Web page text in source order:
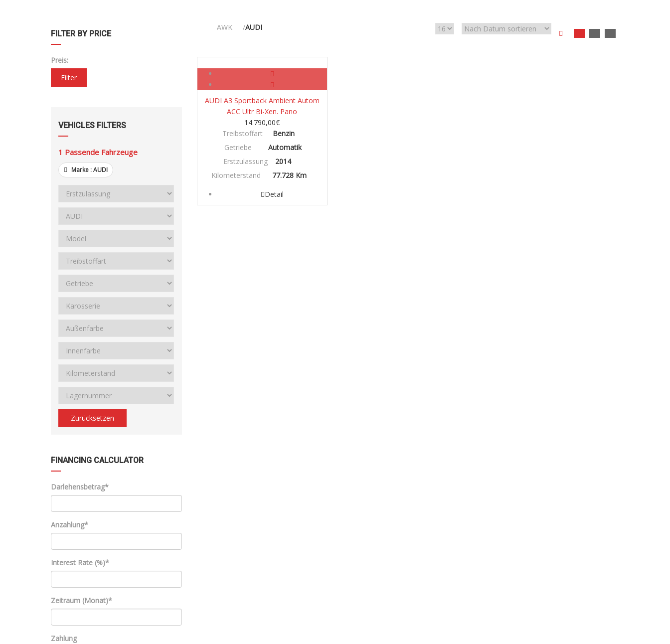
FILTER BY PRICE
Preis:
Filter
VEHICLES FILTERS
1 Passende Fahrzeuge
Marke :AUDI
Zurücksetzen
FINANCING CALCULATOR
Darlehensbetrag*
Anzahlung*
Interest Rate (%)*
Zeitraum (Monat)*
Zahlung
AWK AUDI
AUDI A3 Sportback Ambient Autom
ACC Ultr Bi-Xen. Pano
14.790,00€
Treibstoffart
Benzin
Getriebe
Automatik
Erstzulassung
2014
Kilometerstand
77.728 Km
Detail